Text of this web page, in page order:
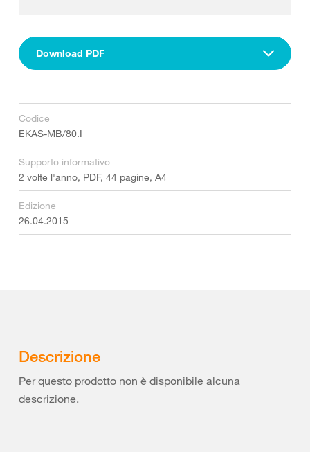
Download PDF
Codice
EKAS-MB/80.I
Supporto informativo
2 volte l'anno, PDF, 44 pagine, A4
Edizione
26.04.2015
Descrizione
Per questo prodotto non è disponibile alcuna
descrizione.